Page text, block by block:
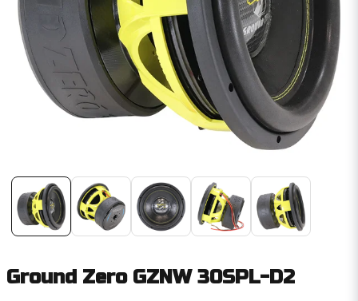
Ground Zero GZNW 30SPL-D2